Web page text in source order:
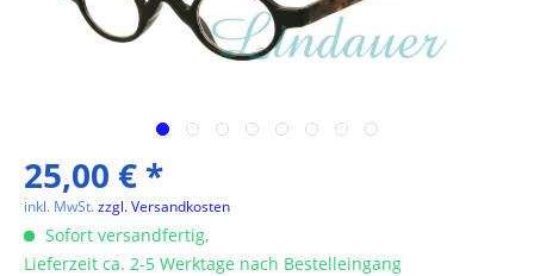
25,00 € *
inkl. MwSt.zzgl. Versandkosten
Sofort versandfertig,
Lieferzeit ca. 2-5 Werktage nach Bestelleingang